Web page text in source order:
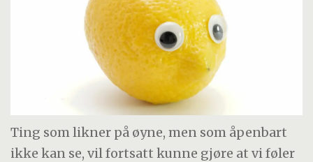
Ting som likner på øyne, men som åpenbart
ikke kan se, vil fortsatt kunne gjøre at vi føler